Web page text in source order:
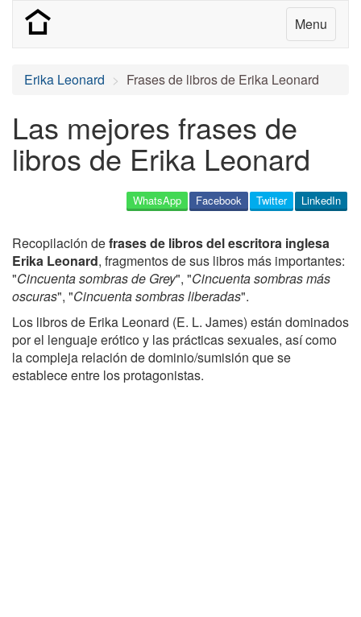
Menu
Erika Leonard Frases de libros de Erika Leonard
Las mejores frases de
libros de Erika Leonard
LinkedIn
Twitter
Facebook
WhatsApp
Recopilación defrases de libros del escritora inglesa
Erika Leonard, fragmentos de sus libros más importantes:
"Cincuenta sombras de Grey", "Cincuenta sombras más
oscuras", "Cincuenta sombras liberadas".
Los libros de Erika Leonard (E. L. James) están dominados
por el lenguaje erótico y las prácticas sexuales, así como
la compleja relación de dominio/sumisión que se
establece entre los protagonistas.